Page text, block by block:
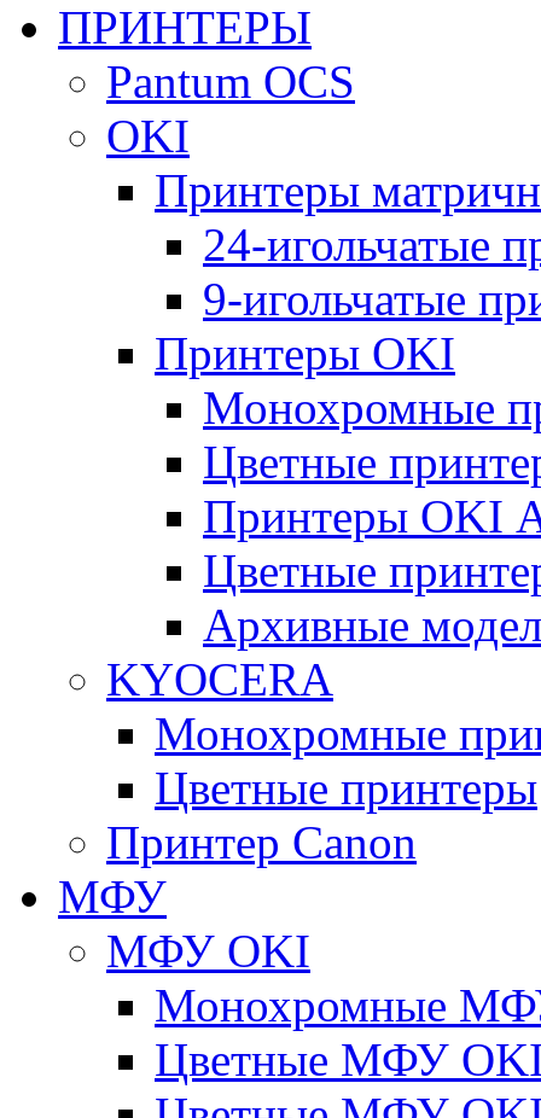
ПРИНТЕРЫ
Pantum OCS
OKI
Принтеры
24-игольчатые
9-игольчатые
Принтеры OKI
Монохромные
Цветные
Принтеры OKI
Цветные
Архивные
KYOCERA
Монохромные
Цветные принтеры
Принтер Canon
МФУ
МФУ OKI
Монохромные
Цветные МФУ